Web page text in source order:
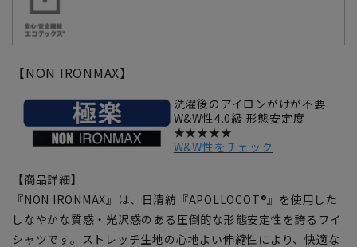
【NON IRONMAX】
洗濯後のアイロンがけが不要
W&W性4.0級 形態安定度
★★★★★
W&W性をチェック
【商品詳細】
『NON IRONMAX』は、日清紡『APOLLOCOT®』を使用した
しなやかな質感・光沢感のある圧倒的な形態安定性を誇るワイ
シャツです。ストレッチ生地の心地よい伸縮性により、快適な